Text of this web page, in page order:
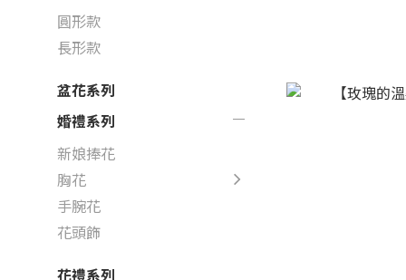
圓形款
長形款
盆花系列
婚禮系列
新娘捧花
胸花
手腕花
花頭飾
花禮系列